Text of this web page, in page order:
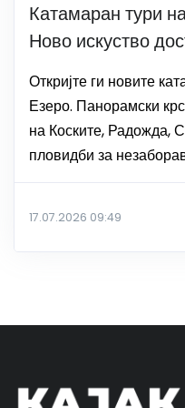
Катамаран тури
Ново искуство
Откријте ги новите
Езеро. Панорамски
на Коските, Радожда,
пловидби за
17.07.2026 09:49